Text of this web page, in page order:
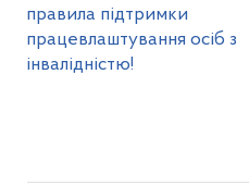
правила підтримки
працевлаштування осіб з
інвалідністю!